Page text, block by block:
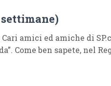
settimane)
amici ed amiche di
Come ben sapete, nel